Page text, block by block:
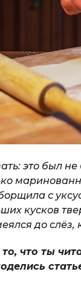
это был
с
кусков
до слёз,
то, что ты